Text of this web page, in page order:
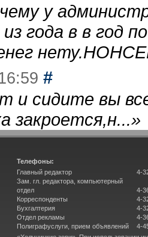
у
года в в год
#
и сидите вы
закроется,н...»
Телефоны:
Главный редактор
Зам. гл. редактора, компьютерный
отдел
Корреспонденты
Бухгалтерия
Отдел рекламы
Полиграфуслуги, прием объявлений
4-
4-
4-
4-
4-
4-